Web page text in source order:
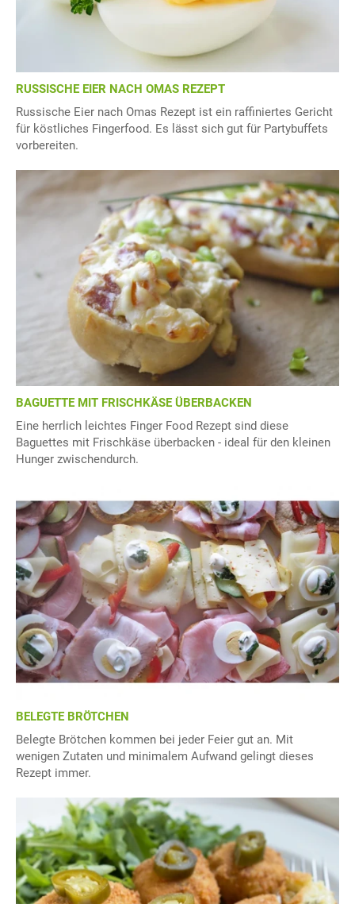
RUSSISCHE EIER NACH OMAS REZEPT
Russische Eier nach Omas Rezept ist ein raffiniertes Gericht
für köstliches Fingerfood. Es lässt sich gut für Partybuffets
vorbereiten.
BAGUETTE MIT FRISCHKÄSE ÜBERBACKEN
Eine herrlich leichtes Finger Food Rezept sind diese
Baguettes mit Frischkäse überbacken - ideal für den kleinen
Hunger zwischendurch.
BELEGTE BRÖTCHEN
Belegte Brötchen kommen bei jeder Feier gut an. Mit
wenigen Zutaten und minimalem Aufwand gelingt dieses
Rezept immer.